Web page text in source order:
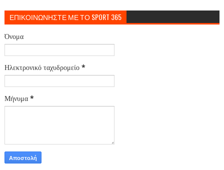
ΕΠΙΚΟΙΝΩΝΗΣΤΕ ΜΕ ΤΟ SPORT 365
Όνομα
Ηλεκτρονικό ταχυδρομείο *
Μήνυμα *